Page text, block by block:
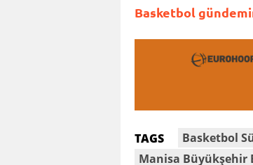
Basketbol
TAGS Basketbol
Manisa Büyükşehir